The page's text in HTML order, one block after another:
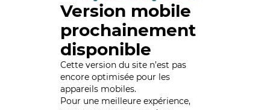
Version mobile
prochainement
disponible
Cette version du site n’est pas
encore optimisée pour les
appareils mobiles.
Pour une meilleure expérience,